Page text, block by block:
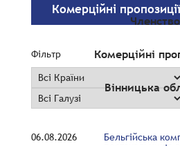
Членство
Комерційні
Вінницька
Комерційні пропозиції
Фільтр
06.08.2026
Бельгійська